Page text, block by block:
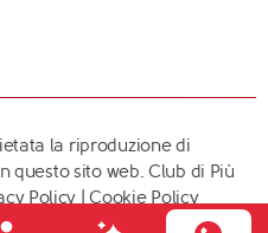
la riproduzione di
questo sito web. Club di Più
Policy |Cookie Policy